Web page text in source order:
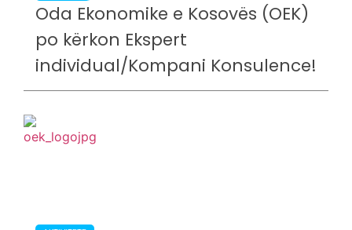
Oda Ekonomike e Kosovës (OEK)
po kërkon Ekspert
individual/Kompani Konsulence!